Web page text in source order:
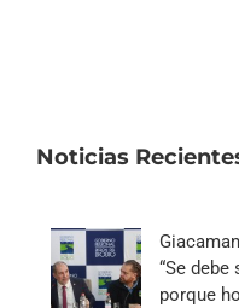
Noticias
“Se
porque